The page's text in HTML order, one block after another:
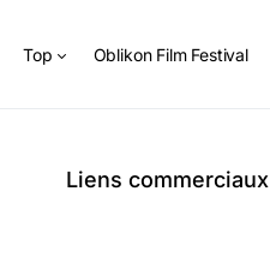
Top Oblikon Film Festival
Liens commerciaux